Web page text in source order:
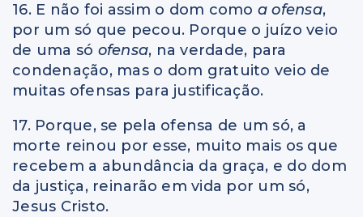
16. E não foi assim o dom como a ofensa,
por um só que pecou. Porque o juízo veio
de uma só ofensa, na verdade, para
condenação, mas o dom gratuito veio de
muitas ofensas para justificação.
17. Porque, se pela ofensa de um só, a
morte reinou por esse, muito mais os que
recebem a abundância da graça, e do dom
da justiça, reinarão em vida por um só,
Jesus Cristo.